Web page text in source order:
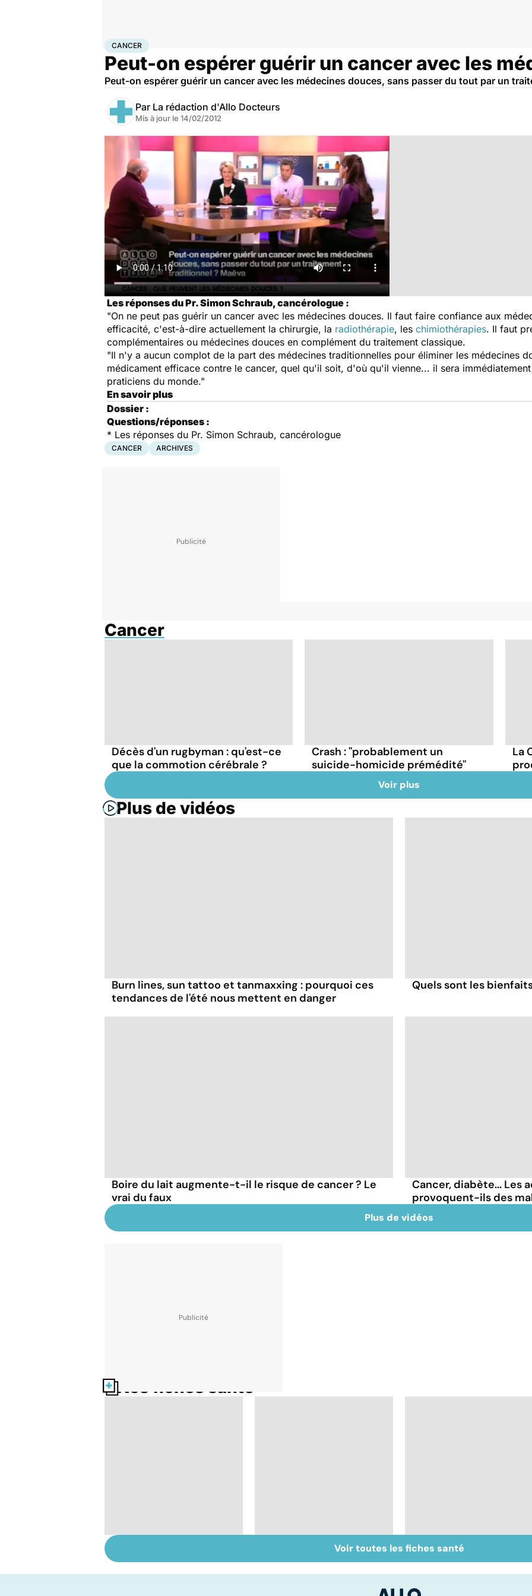
AccueilSanté
CANCER
Peut-on espérer guérir un cancer avec les
Peut-on espérer guérir un cancer avec les médecines douces, sans passer du tout par un
Par La rédaction d'Allo Docteurs
Mis à jour le 14/02/2012
Les réponses du Pr. Simon Schraub, cancérologue :
"On ne peut pas guérir un cancer avec les médecines douces. Il faut faire confiance aux
efficacité, c'est-à-dire actuellement la chirurgie, la radiothérapie, les chimiothérapies. Il faut
complémentaires ou médecines douces en complément du traitement classique.
"Il n'y a aucun complot de la part des médecines traditionnelles pour éliminer les médecines
médicament efficace contre le cancer, quel qu'il soit, d'où qu'il vienne... il sera
praticiens du monde."
En savoir plus
Dossier :
Questions/réponses :
* Les réponses du Pr. Simon Schraub, cancérologue
CANCER ARCHIVES
Cancer
Décès d'un rugbyman : qu'est-ce
que la commotion cérébrale ?
Crash : ''probablement un
suicide-homicide prémédité''
La
Voir plus
Plus de vidéos
Burn lines, sun tattoo et tanmaxxing : pourquoi ces
tendances de l'été nous mettent en danger
Quels sont les
Boire du lait augmente-t-il le risque de cancer ? Le
vrai du faux
Cancer, diabète... Les
provoquent-ils des
Plus de vidéos
Nos fiches santé
les papillomavirus
Faire du sport à
domicile, c'est facile !
Don de gamètes : le
pour et le contre
Voir toutes les fiches santé